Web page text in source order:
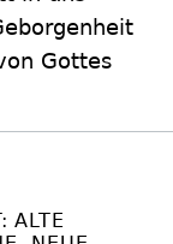
Gottes
ALTE